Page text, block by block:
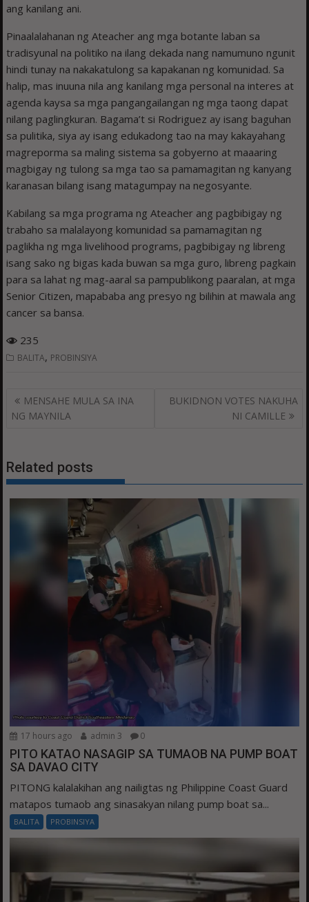
ang kanilang ani.
Pinaalalahanan ng Ateacher ang mga botante laban sa
tradisyunal na politiko na ilang dekada nang namumuno ngunit
hindi tunay na nakakatulong sa kapakanan ng komunidad. Sa
halip, mas inuuna nila ang kanilang mga personal na interes at
agenda kaysa sa mga pangangailangan ng mga taong dapat
nilang paglingkuran. Bagama’t si Rodriguez ay isang baguhan
sa pulitika, siya ay isang edukadong tao na may kakayahang
magreporma sa maling sistema sa gobyerno at maaaring
magbigay ng tulong sa mga tao sa pamamagitan ng kanyang
karanasan bilang isang matagumpay na negosyante.
Kabilang sa mga programa ng Ateacher ang pagbibigay ng
trabaho sa malalayong komunidad sa pamamagitan ng
paglikha ng mga livelihood programs, pagbibigay ng libreng
isang sako ng bigas kada buwan sa mga guro, libreng pagkain
para sa lahat ng mag-aaral sa pampublikong paaralan, at mga
Senior Citizen, mapababa ang presyo ng bilihin at mawala ang
cancer sa bansa.
235
BALITA, PROBINSIYA
Post
navigation
MENSAHE MULA SA INA
NG MAYNILA
BUKIDNON VOTES NAKUHA
NI CAMILLE
Related posts
17 hours ago admin 3 0
PITO KATAO NASAGIP SA TUMAOB NA PUMP BOAT
SA DAVAO CITY
PITONG kalalakihan ang nailigtas ng Philippine Coast Guard
matapos tumaob ang sinasakyan nilang pump boat sa...
BALITA PROBINSIYA